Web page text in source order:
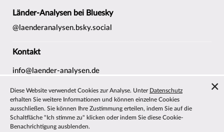
Länder-Analysen bei Bluesky
@laenderanalysen.bsky.social
Kontakt
info@laender-analysen.de
Fax: 0421/218-69607
Wissenschaftliche Beiräte
Diese Website verwendet Cookies zur Analyse. Unter Datenschutz
erhalten Sie weitere Informationen und können einzelne Cookies
ausschließen. Sie können Ihre Zustimmung erteilen, indem Sie auf die
Schaltfläche "Ich stimme zu" klicken oder indem Sie diese Cookie-
Benachrichtigung ausblenden.